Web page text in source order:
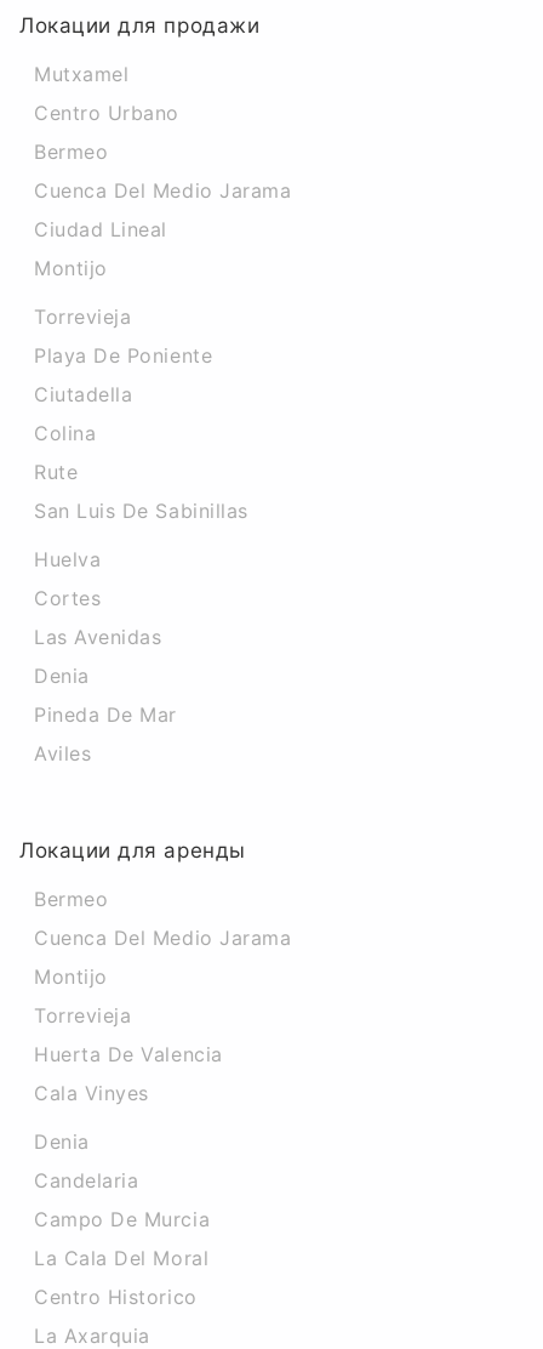
Локации для продажи
Mutxamel
Centro Urbano
Bermeo
Cuenca Del Medio Jarama
Ciudad Lineal
Montijo
Torrevieja
Playa De Poniente
Ciutadella
Colina
Rute
San Luis De Sabinillas
Huelva
Cortes
Las Avenidas
Denia
Pineda De Mar
Aviles
Локации для аренды
Bermeo
Cuenca Del Medio Jarama
Montijo
Torrevieja
Huerta De Valencia
Cala Vinyes
Denia
Candelaria
Campo De Murcia
La Cala Del Moral
Centro Historico
La Axarquia